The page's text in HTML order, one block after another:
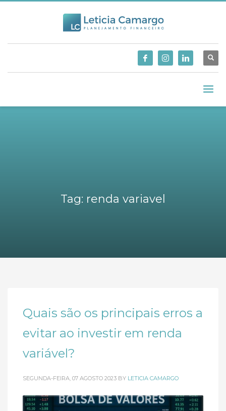
Tag: renda variavel
Quais são os principais erros a
evitar ao investir em renda
variável?
SEGUNDA-FEIRA, 07 AGOSTO 2023 BY LETICIA CAMARGO